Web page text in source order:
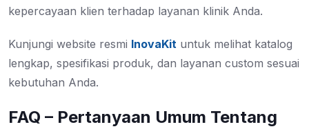
kepercayaan klien terhadap layanan klinik Anda.
Kunjungi website resmi InovaKit untuk melihat katalog
lengkap, spesifikasi produk, dan layanan custom sesuai
kebutuhan Anda.
FAQ – Pertanyaan Umum Tentang